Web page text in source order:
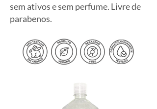
sem ativos e sem perfume. Livre de
parabenos.